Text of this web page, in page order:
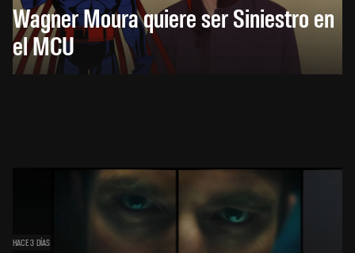
Wagner Moura quiere ser Siniestro en
el MCU
HACE 3 DÍAS